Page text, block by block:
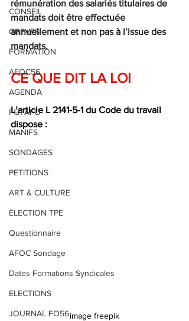
CONSEIL
GREVES
FORMATION
AFOC56
AGENDA
FGTAFO
MANIFS
SONDAGES
PETITIONS
ART & CULTURE
ELECTION TPE
Questionnaire
AFOC Sondage
Dates Formations Syndicales
ELECTIONS
JOURNAL FO56
rémunération des salariés titulaires de
mandats doit être effectuée
annuellement et non pas à l’issue des
mandats.
CE QUE DIT LA LOI
L’article L 2141-5-1 du Code du travail
dispose :
image freepik